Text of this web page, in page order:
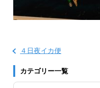
４日夜イカ便
カテゴリー一覧